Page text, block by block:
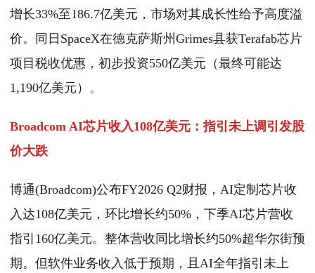
增长33%至186.7亿美元，市场对其成长性给予高度溢
价。同日SpaceX在德克萨斯州Grimes县获Terafab芯片
项目税收优惠，初步投资550亿美元（最终可能达
1,190亿美元）。
Broadcom AI芯片收入108亿美元：指引未上调引发股
价大跌
博通(Broadcom)公布FY2026 Q2财报，AI定制芯片收
入达108亿美元，环比增长约50%，下季AI芯片营收
指引160亿美元。整体营收同比增长约50%超华尔街预
期。但软件业务收入低于预期，且AI全年指引未上